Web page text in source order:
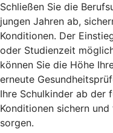
Schließen Sie die
jungen Jahren ab,
Konditionen. Der
oder Studienzeit
können Sie die Höhe
erneute
Ihre Schulkinder ab der
Konditionen sichern
sorgen.